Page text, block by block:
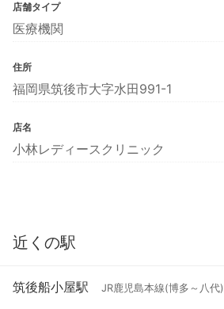
店舗タイプ
医療機関
住所
福岡県筑後市大字水田991-1
店名
小林レディースクリニック
近くの駅
筑後船小屋駅 JR鹿児島本線(博多～八代)